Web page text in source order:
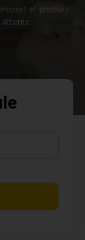
et profitez
attente.